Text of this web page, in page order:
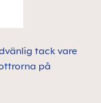
tack vare
på